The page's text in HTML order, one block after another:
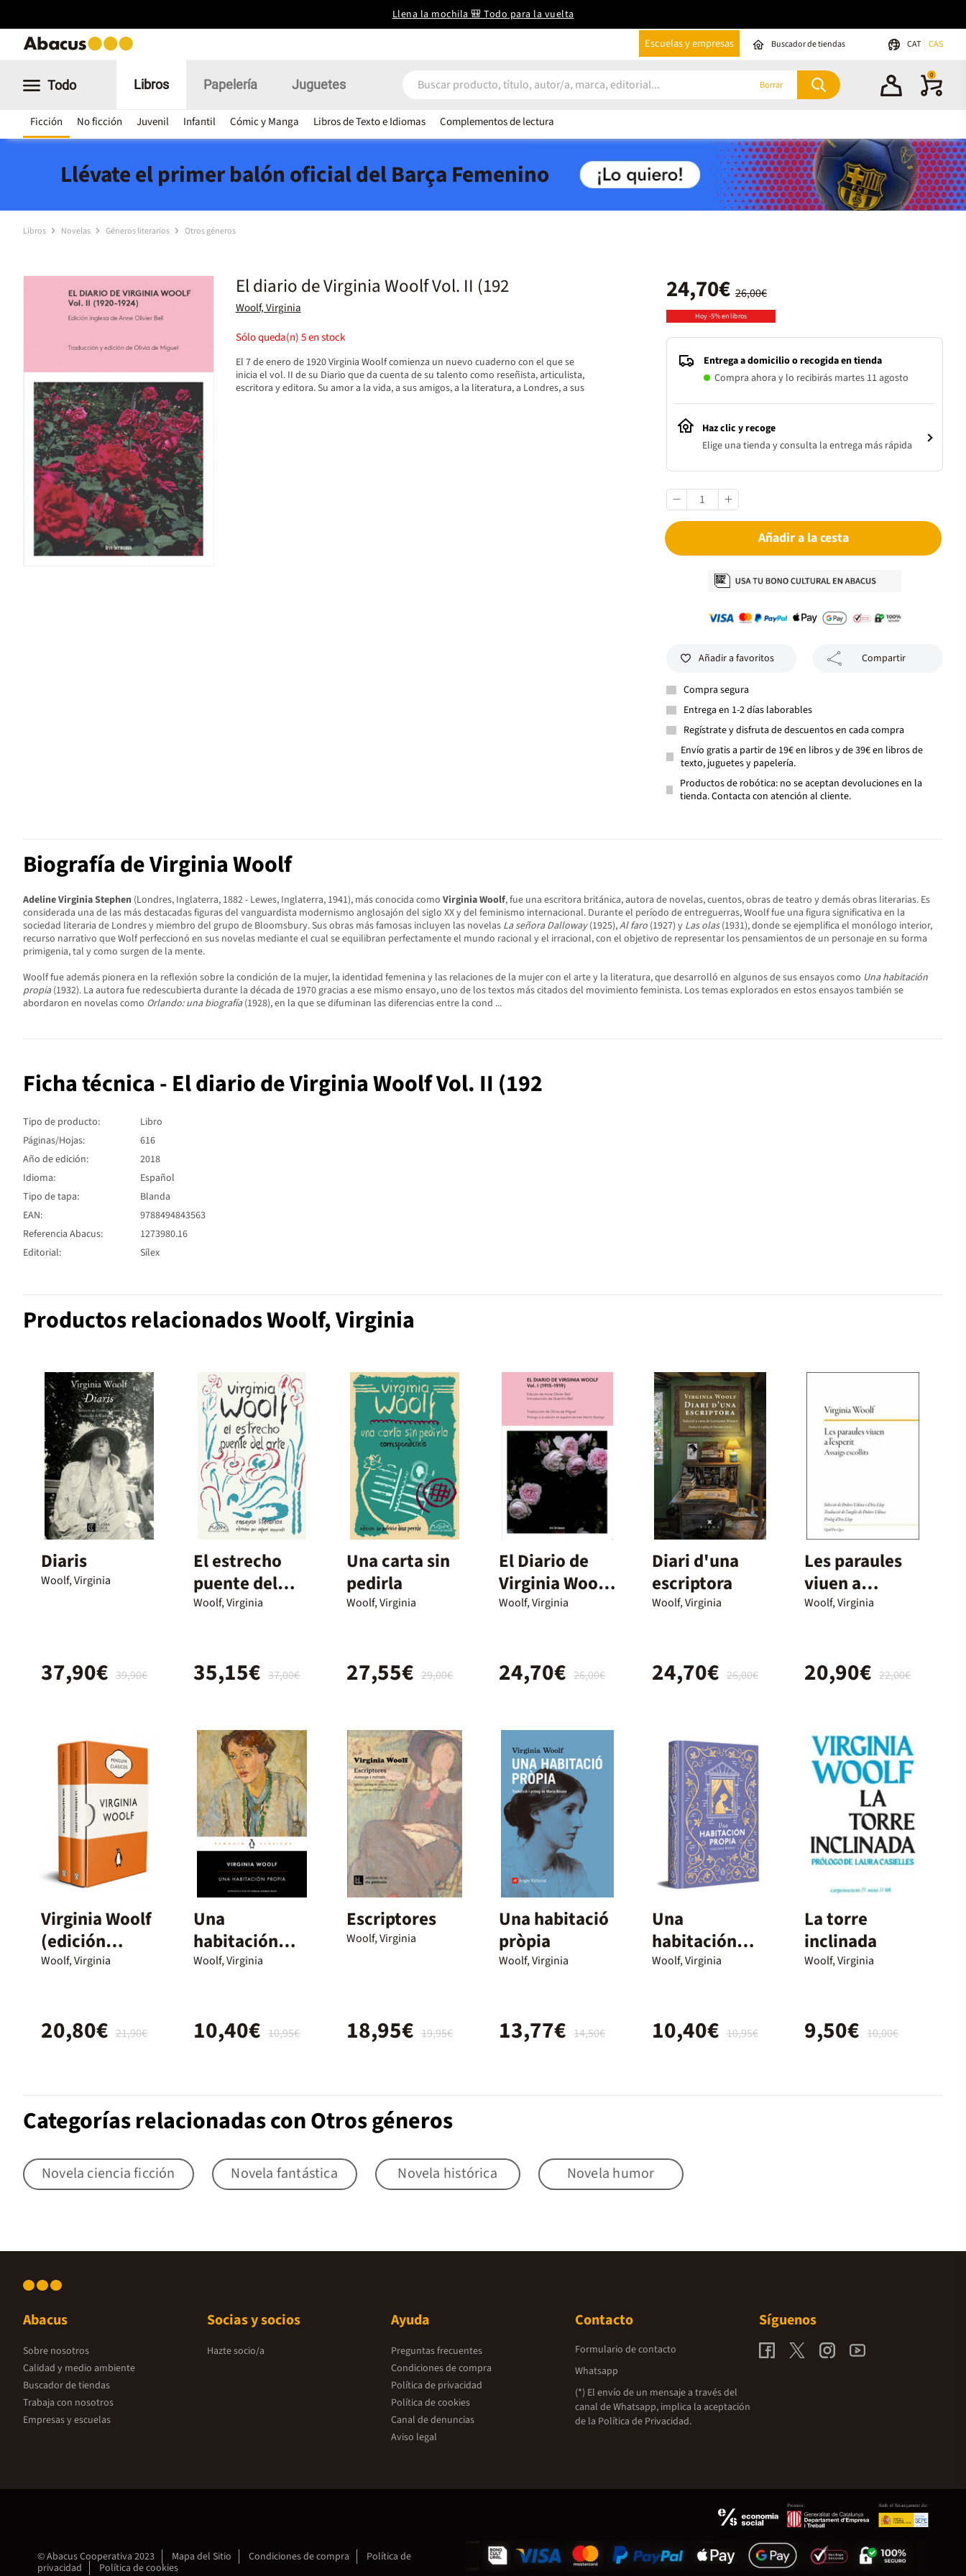
Llena la mochila 🎒 Todo para la vuelta
Escuelas y empresas Buscador de tiendas CAT CAS
Todo Libros
Ficción No ficción Juvenil Infantil Cómic y Manga Libros de Texto e Idiomas Complementos de lectura
Papelería Juguetes Borrar
0
Llévate el primer balón oficial del Barça Femenino
Libros Novelas Géneros literarios Otros géneros
El diario de Virginia Woolf Vol. II (192
Woolf, Virginia
Sólo queda(n)5en stock
El 7 de enero de 1920 Virginia Woolf comienza un nuevo cuaderno con el que se
inicia el vol. II de su Diario que da cuenta de su talento como reseñista, articulista,
escritora y editora. Su amor a la vida, a sus amigos, a la literatura, a Londres, a sus
26,00€
24,70€
Hoy -5% en libros
Entrega a domicilio o recogida en tienda
Compra ahora y lo recibirás martes 11 agosto
Haz clic y recoge
Elige una tienda y consulta la entrega más rápida
Añadir a la cesta
Añadir a favoritos Compartir
Compra segura
Entrega en 1-2 días laborables
Regístrate y disfruta de descuentos en cada compra
Envío gratis a partir de 19€ en libros y de 39€ en libros de
texto, juguetes y papelería.
Productos de robótica: no se aceptan devoluciones en la
tienda. Contacta con atención al cliente.
Biografía de Virginia Woolf
Adeline Virginia Stephen (Londres, Inglaterra, 1882 - Lewes, Inglaterra, 1941), más conocida como Virginia Woolf, fue una escritora británica, autora de novelas, cuentos, obras de teatro y demás obras literarias. Es
considerada una de las más destacadas figuras del vanguardista modernismo anglosajón del siglo XX y del feminismo internacional. Durante el período de entreguerras, Woolf fue una figura significativa en la
sociedad literaria de Londres y miembro del grupo de Bloomsbury. Sus obras más famosas incluyen las novelas La señora Dalloway(1925),Al faro (1927) y Las olas(1931), donde se ejemplifica el monólogo interior,
recurso narrativo que Wolf perfeccionó en sus novelas mediante el cual se equilibran perfectamente el mundo racional y el irracional, con el objetivo de representar los pensamientos de un personaje en su forma
primigenia, tal y como surgen de la mente.
Woolf fue además pionera en la reflexión sobre la condición de la mujer, la identidad femenina y las relaciones de la mujer con el arte y la literatura, que desarrolló en algunos de sus ensayos como Una habitación
propia(1932). La autora fue redescubierta durante la década de 1970 gracias a ese mismo ensayo, uno de los textos más citados del movimiento feminista. Los temas explorados en estos ensayos también se
abordaron en novelas como Orlando: una biografía(1928), en la que se difuminan las diferencias entre la cond ...
Ficha técnica - El diario de Virginia Woolf Vol. II (192
Tipo de producto:
Libro
Páginas/Hojas:
616
Año de edición:
2018
Idioma:
Español
Tipo de tapa:
Blanda
EAN:
9788494843563
Referencia Abacus:
1273980.16
Editorial:
Sílex
Productos relacionados Woolf, Virginia
Diaris
Woolf, Virginia
39,90€
37,90€
El estrecho
puente del
arte
Woolf, Virginia
37,00€
35,15€
Una carta sin
pedirla
Woolf, Virginia
29,00€
27,55€
El Diario de
Virginia Woolf,
Vol. I
Woolf, Virginia
26,00€
24,70€
Diari d'una
escriptora
Woolf, Virginia
26,00€
24,70€
Les paraules
viuen a
l'esperit
Woolf, Virginia
22,00€
20,90€
Virginia Woolf
(edición
especial
habitación
Woolf, Virginia
21,90€
20,80€
Una
habitación
propia
Woolf, Virginia
10,95€
10,40€
Escriptores
Woolf, Virginia
19,95€
18,95€
Una habitació
pròpia
Woolf, Virginia
14,50€
13,77€
Una
habitación
propia
tapa dura)
Woolf, Virginia
10,95€
10,40€
La torre
inclinada
Woolf, Virginia
10,00€
9,50€
Categorías relacionadas con Otros géneros
Novela ciencia ficción Novela fantástica Novela histórica Novela humor
Abacus
Sobre nosotros
Calidad y medio ambiente
Buscador de tiendas
Trabaja con nosotros
Empresas y escuelas
Socias y socios
Hazte socio/a
Ayuda
Preguntas frecuentes
Condiciones de compra
Política de privacidad
Política de cookies
Canal de denuncias
Aviso legal
Contacto
Formulario de contacto
Whatsapp
(*) El envío de un mensaje a través del
canal de Whatsapp, implica la aceptación
de la Política de Privacidad.
Síguenos
Promou: Amb el finançament de:
© Abacus Cooperativa 2023 Mapa del Sitio Condiciones de compra
Política de
privacidad
Política de cookies